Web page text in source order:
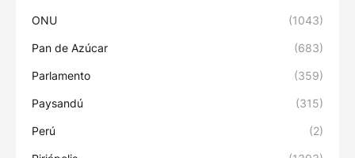
ONU (1043)
Pan de Azúcar (683)
Parlamento (359)
Paysandú (315)
Perú (2)